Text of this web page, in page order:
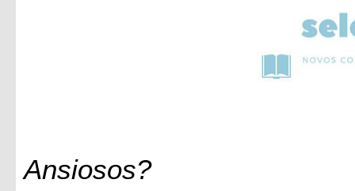
Ansiosos?